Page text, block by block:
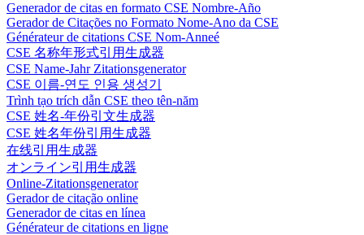
Generador de citas en formato CSE Nombre-Año
Gerador de Citações no Formato Nome-Ano da CSE
Générateur de citations CSE Nom-Anneé
CSE 名称年形式引用生成器
CSE Name-Jahr Zitationsgenerator
CSE 이름-연도 인용 생성기
Trình tạo trích dẫn CSE theo tên-năm
CSE 姓名-年份引文生成器
CSE 姓名年份引用生成器
在线引用生成器
オンライン引用生成器
Online-Zitationsgenerator
Gerador de citação online
Generador de citas en línea
Générateur de citations en ligne